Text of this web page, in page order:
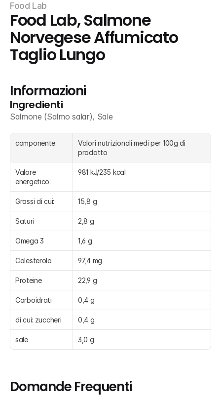
Food Lab
Food Lab, Salmone
Norvegese Affumicato
Taglio Lungo
Informazioni
Ingredienti
Salmone (Salmo salar), Sale
componente
Valori nutrizionali medi per 100g di
prodotto
Valore
energetico:
981 kJ/235 kcal
Grassi di cui: 15,8 g
Saturi 2,8 g
Omega 3 1,6 g
Colesterolo 97,4 mg
Proteine 22,9 g
Carboidrati 0,4 g
di cui: zuccheri 0,4 g
sale 3,0 g
Domande Frequenti